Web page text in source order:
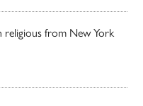
from New York